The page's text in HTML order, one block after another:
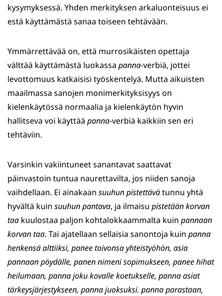
kysymyksessä. Yhden merkityksen arkaluonteisuus ei
estä käyttämästä sanaa toiseen tehtävään.
Ymmärrettävää on, että murrosikäisten opettaja
välttää käyttämästä luokassa panna-verbiä, jottei
levottomuus katkaisisi työskentelyä. Mutta aikuisten
maailmassa sanojen monimerkityksisyys on
kielenkäytössä normaalia ja kielenkäytön hyvin
hallitseva voi käyttää panna-verbiä kaikkiin sen eri
tehtäviin.
Varsinkin vakiintuneet sanantavat saattavat
päinvastoin tuntua naurettavilta, jos niiden sanoja
vaihdellaan. Ei ainakaan suuhun pistettävätunnu yhtä
hyvältä kuin suuhun pantava, ja ilmaisu pistetään korvan
taa kuulostaa paljon kohtalokkaammalta kuin pannaan
korvan taa. Tai ajatellaan sellaisia sanontoja kuin panna
henkensä alttiiksi, panee toivonsa yhteistyöhön, asia
pannaan pöydälle, panen nimeni sopimukseen, panee hihat
heilumaan, panna joku kovalle koetukselle, panna asiat
tärkeysjärjestykseen, panna juoksuksi. panna parastaan,